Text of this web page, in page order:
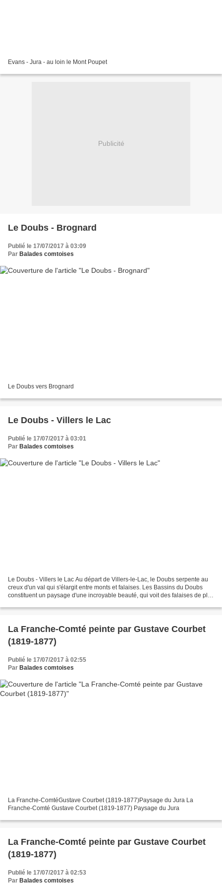
Evans - Jura - au loin le Mont Poupet
Publicité
Le Doubs - Brognard
Publié le 17/07/2017 à 03:09
Par Balades comtoises
Le Doubs vers Brognard
Le Doubs - Villers le Lac
Publié le 17/07/2017 à 03:01
Par Balades comtoises
Le Doubs - Villers le Lac Au départ de Villers-le-Lac, le Doubs serpente au
creux d'un val qui s'élargit entre monts et falaises. Les Bassins du Doubs
constituent un paysage d'une incroyable beauté, qui voit des falaises de plus
La Franche-Comté peinte par Gustave Courbet
(1819-1877)
Publié le 17/07/2017 à 02:55
Par Balades comtoises
La Franche-ComtéGustave Courbet (1819-1877)Paysage du Jura La
Franche-Comté Gustave Courbet (1819-1877) Paysage du Jura
La Franche-Comté peinte par Gustave Courbet
(1819-1877)
Publié le 17/07/2017 à 02:53
Par Balades comtoises